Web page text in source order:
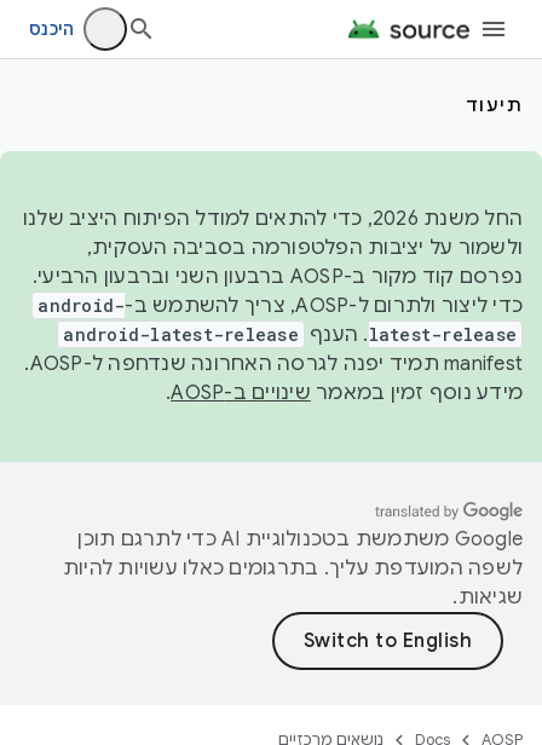
היכנס
תיעוד
החל משנת 2026, כדי להתאים למודל הפיתוח היציב שלנו
ולשמור על יציבות הפלטפורמה בסביבה העסקית,
נפרסם קוד מקור ב-AOSP ברבעון השני וברבעון הרביעי.
כדי ליצור ולתרום ל-AOSP, צריך להשתמש ב-
android-
latest-release. הענף android-latest-release
manifest תמיד יפנה לגרסה האחרונה שנדחפה ל-AOSP.
מידע נוסף זמין במאמר שינויים ב-AOSP .
‫Google משתמשת בטכנולוגיית AI כדי לתרגם תוכן
לשפה המועדפת עליך. בתרגומים כאלו עשויות להיות
שגיאות.
AOSP
Docs נושאים מרכזיים